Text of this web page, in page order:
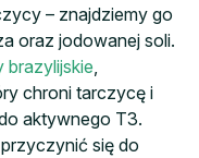
– znajdziemy go
oraz jodowanej soli.
brazylijskie
chroni tarczycę i
aktywnego T3.
się do